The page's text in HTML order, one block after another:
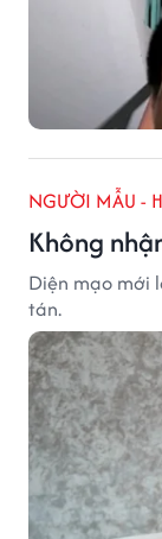
NGƯỜI MẪU -
Không
Diện mạo mới
tán.